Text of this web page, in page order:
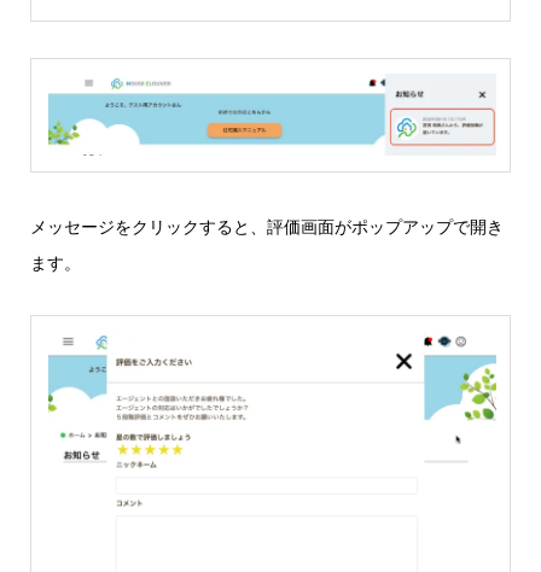
メッセージをクリックすると、評価画面がポップアップで開き
ます。